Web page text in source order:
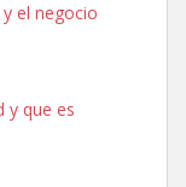
el negocio
y que es